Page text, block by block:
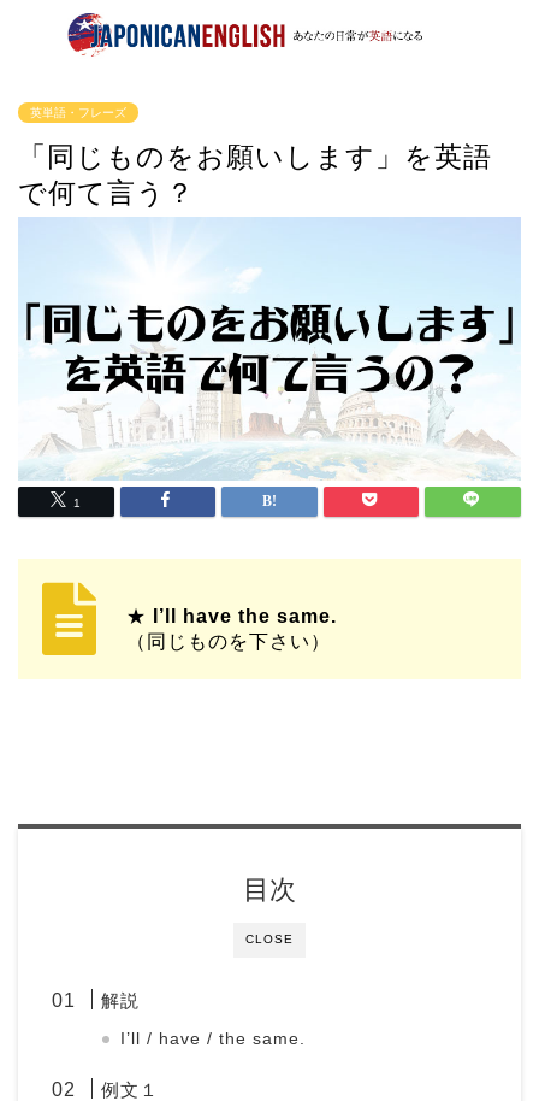
英単語・フレーズ
「同じものをお願いします」を英語
で何て言う？
1
★
I’ll have the same.
（同じものを下さい）
CLOSE
目次
解説
I’ll / have / the same.
例文１